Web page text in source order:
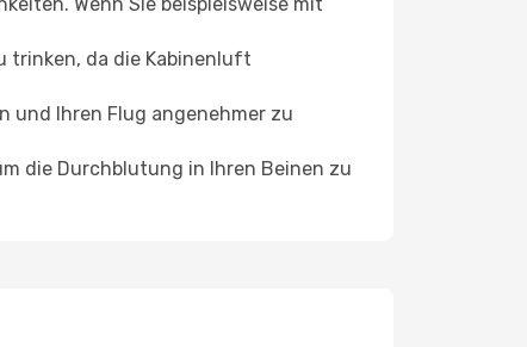
trinken, da die Kabinenluft
und Ihren Flug angenehmer zu
die Durchblutung in Ihren Beinen zu